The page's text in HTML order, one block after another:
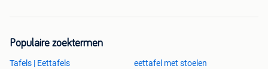
Populaire zoektermen
Tafels | Eettafels
eettafel met stoelen